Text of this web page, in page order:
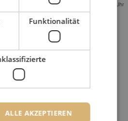
als erstes geliefert
Satz, 16/14mm, 14/10mm,
Vor 15:00
Funktionalität
ALLE AKZEPTIEREN